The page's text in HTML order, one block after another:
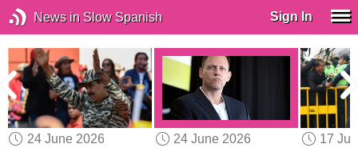
News in Slow Spanish Sign In
24 June 2026
24 June 2026
17